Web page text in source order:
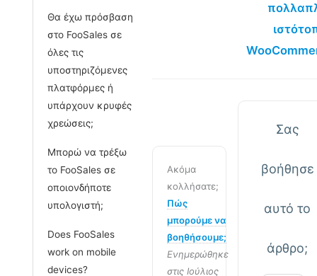
Θα έχω πρόσβαση
στο FooSales σε
όλες τις
υποστηριζόμενες
πλατφόρμες ή
υπάρχουν κρυφές
χρεώσεις;
Μπορώ να τρέξω
το FooSales σε
οποιονδήποτε
υπολογιστή;
Does FooSales
work on mobile
devices?
Ακόμα
κολλήσατε;
Πώς
μπορούμε να
βοηθήσουμε;
Ενημερώθηκε
στις Ιούλιος
Σας
βοήθησε
αυτό το
άρθρο;